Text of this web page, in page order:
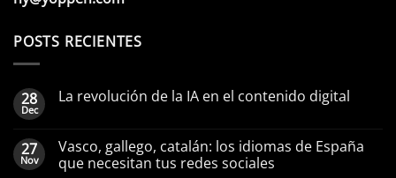
POSTS RECIENTES
28
Dec
La revolución de la IA en el contenido digital
27
Nov
Vasco, gallego, catalán: los idiomas de España
que necesitan tus redes sociales